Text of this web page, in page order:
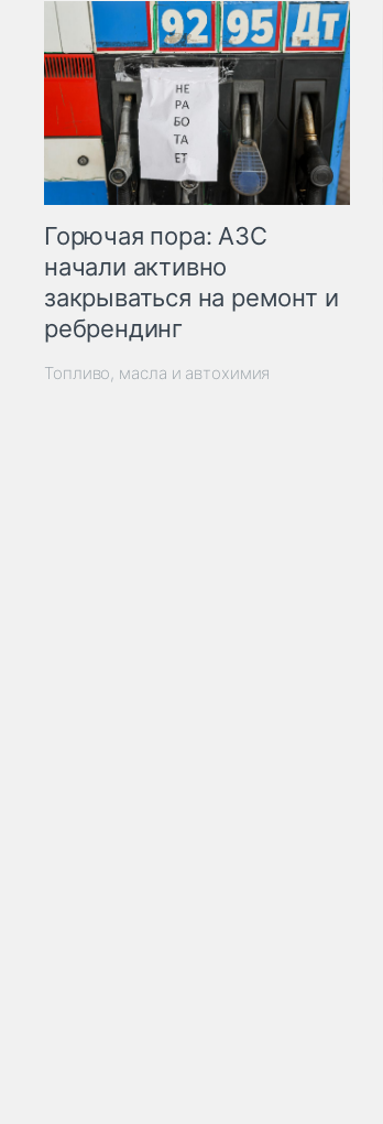
Горючая пора: АЗС
начали активно
закрываться на ремонт и
ребрендинг
Топливо, масла и автохимия